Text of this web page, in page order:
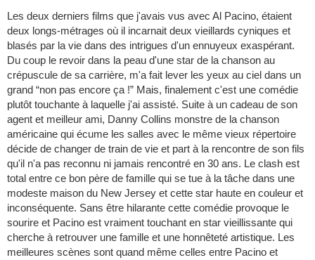
Les deux derniers films que j'avais vus avec Al Pacino, étaient
deux longs-métrages où il incarnait deux vieillards cyniques et
blasés par la vie dans des intrigues d'un ennuyeux exaspérant.
Du coup le revoir dans la peau d'une star de la chanson au
crépuscule de sa carrière, m'a fait lever les yeux au ciel dans un
grand “non pas encore ça !” Mais, finalement c'est une comédie
plutôt touchante à laquelle j'ai assisté. Suite à un cadeau de son
agent et meilleur ami, Danny Collins monstre de la chanson
américaine qui écume les salles avec le même vieux répertoire
décide de changer de train de vie et part à la rencontre de son fils
qu'il n'a pas reconnu ni jamais rencontré en 30 ans. Le clash est
total entre ce bon père de famille qui se tue à la tâche dans une
modeste maison du New Jersey et cette star haute en couleur et
inconséquente. Sans être hilarante cette comédie provoque le
sourire et Pacino est vraiment touchant en star vieillissante qui
cherche à retrouver une famille et une honnêteté artistique. Les
meilleures scènes sont quand même celles entre Pacino et